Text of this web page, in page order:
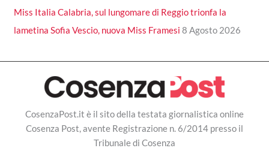
Miss Italia Calabria, sul lungomare di Reggio trionfa la
lametina Sofia Vescio, nuova Miss Framesi 8 Agosto 2026
CosenzaPost.it è il sito della testata giornalistica online
Cosenza Post, avente Registrazione n. 6/2014 presso il
Tribunale di Cosenza